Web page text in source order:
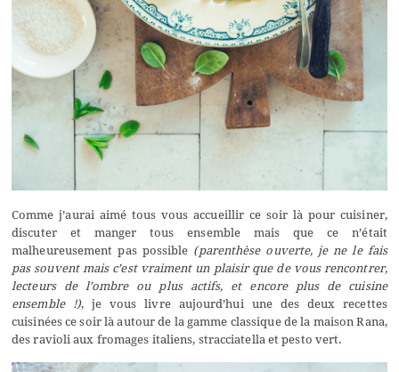
Comme j’aurai aimé tous vous accueillir ce soir là pour cuisiner,
discuter et manger tous ensemble mais que ce n’était
malheureusement pas possible (parenthèse ouverte, je ne le fais
pas souvent mais c’est vraiment un plaisir que de vous rencontrer,
lecteurs de l’ombre ou plus actifs, et encore plus de cuisine
ensemble !), je vous livre aujourd’hui une des deux recettes
cuisinées ce soir là autour de la gamme classique de la maison Rana,
des ravioli aux fromages italiens, stracciatella et pesto vert.